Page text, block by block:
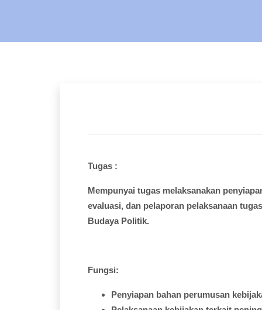
Tugas :
Mempunyai tugas melaksanakan
evaluasi, dan pelaporan pelaksanaan tugas
BudayaPolitik.
Fungsi:
Penyiapan bahan perumusan